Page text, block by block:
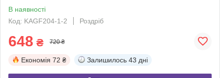
В наявності
Код: KAGF204-1-2
Роздріб
648 ₴ 720 ₴
Економія 72 ₴ Залишилось 43 дні